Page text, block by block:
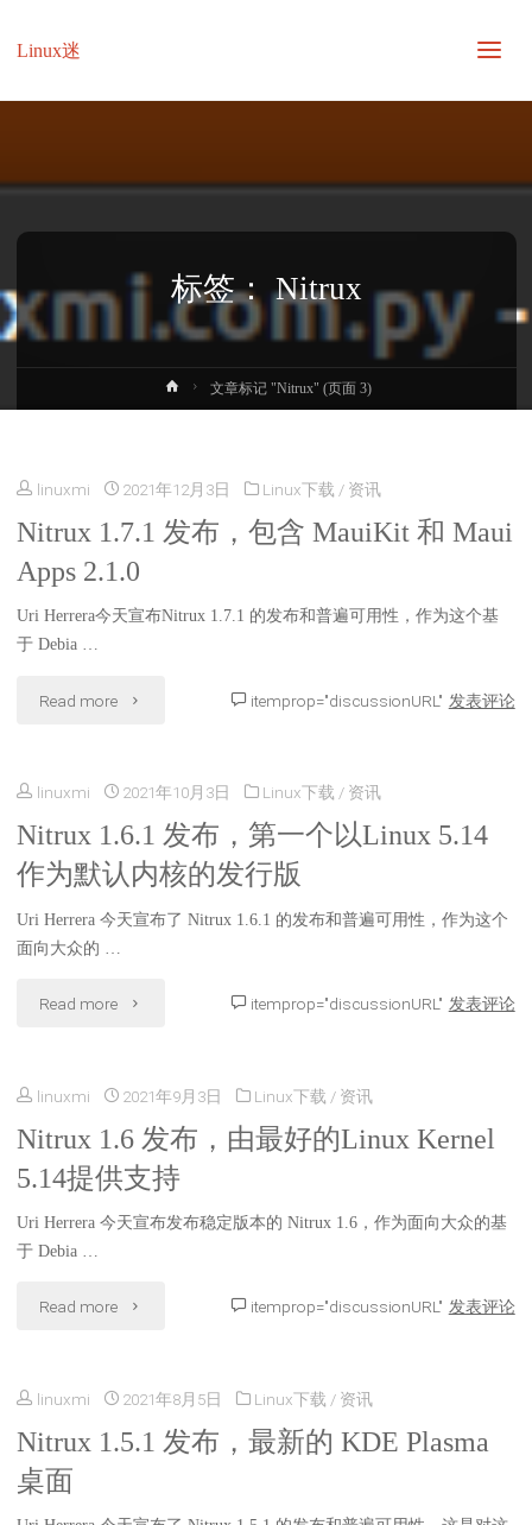
Linux迷
标签：Nitrux
首
页
文章标记 "Nitrux" (页面 3)
linuxmi 2021年12月3日 Linux下载 / 资讯
Nitrux 1.7.1 发布，包含 MauiKit 和 Maui
Apps 2.1.0
Uri Herrera今天宣布Nitrux 1.7.1 的发布和普遍可用性，作为这个基
于 Debia …
Read more "Nitrux
发
布，
包
Apps
2.1.0"
itemprop="discussionURL" 发表评论
linuxmi 2021年10月3日 Linux下载 / 资讯
Nitrux 1.6.1 发布，第一个以Linux 5.14
作为默认内核的发行版
Uri Herrera 今天宣布了 Nitrux 1.6.1 的发布和普遍可用性，作为这个
面向大众的 …
Read more "Nitrux
发
布，
第
5.14
itemprop="discussionURL" 发表评论
linuxmi 2021年9月3日 Linux下载 / 资讯
Nitrux 1.6 发布，由最好的Linux Kernel
5.14提供支持
Uri Herrera 今天宣布发布稳定版本的 Nitrux 1.6，作为面向大众的基
于 Debia …
Read more "Nitrux
发
布，
itemprop="discussionURL" 发表评论
linuxmi 2021年8月5日 Linux下载 / 资讯
Nitrux 1.5.1 发布，最新的 KDE Plasma
桌面